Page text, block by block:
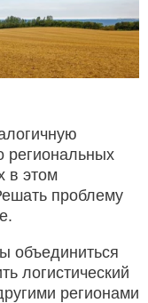
региональных
в этом
проблему
объединиться
логистический
регионами